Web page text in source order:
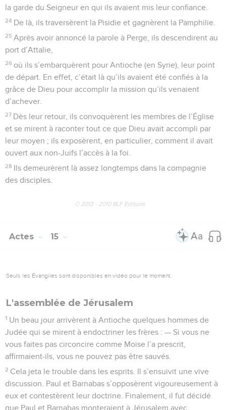
la garde du Seigneur en qui ils avaient mis leur confiance.
24 De là, ils traversèrent la Pisidie et gagnèrent la Pamphilie.
25 Après avoir annoncé la parole à Perge, ils descendirent au
port d’Attalie,
26 où ils s’embarquèrent pour Antioche (en Syrie), leur point
de départ. En effet, c’était là qu’ils avaient été confiés à la
grâce de Dieu pour accomplir la mission qu’ils venaient
d’achever.
27 Dès leur retour, ils convoquèrent les membres de l’Église
et se mirent à raconter tout ce que Dieu avait accompli par
leur moyen ; ils exposèrent, en particulier, comment il avait
ouvert aux non-Juifs l’accès à la foi.
28 Ils demeurèrent là assez longtemps dans la compagnie
des disciples.
© 2013 - 2010 BLF Editions
Actes 15
Seuls les Évangiles sont disponibles en vidéo pour le moment.
L'assemblée de Jérusalem
1 Un beau jour arrivèrent à Antioche quelques hommes de
Judée qui se mirent à endoctriner les frères : — Si vous ne
vous faites pas circoncire comme Moïse l’a prescrit,
affirmaient-ils, vous ne pouvez pas être sauvés.
2 Cela jeta le trouble dans les esprits. Il s’ensuivit une vive
discussion. Paul et Barnabas s’opposèrent vigoureusement à
eux et contestèrent leur doctrine. Finalement, il fut décidé
que Paul et Barnabas monteraient à Jérusalem avec